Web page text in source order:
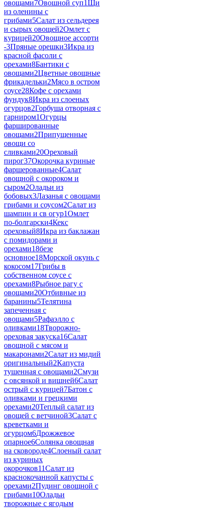
овощами7Овошной суп1Щи
из оленины с
грибами5Салат из сельдерея
и сырых овощей2Омлет с
курицей20Овощное ассорти
-3Пряные орешки3Икра из
красной фасоли с
орехами8Бантики с
овощами2Цветные овощные
фрикадельки2Мясо в остром
соусе28Кофе с орехами
фундук8Икра из слоеных
огурцов2Горбуша отворная с
гарниром1Огурцы
фаршированные
овощами2Припущенные
овощи со
сливками20Ореховый
пирог37Окорочка куриные
фаршерованные4Салат
овощной с окороком и
сыром2Оладьи из
бобовых3Лазанья с овощами
грибами и соусом2Салат из
шампин и св огур1Омлет
по-болгарски4Кекс
ореховый8Икра из баклажан
с помидорами и
орехами18безе
основное18Морской окунь с
кокосом17Грибы в
собственном соусе с
орехами8Рыбное рагу с
овощами20Отбивные из
баранины5Телятина
запеченная с
овощами5Рафаэлло с
оливками18Творожно-
ореховая закуска16Салат
овощной с мясом и
макаронами2Салат из мидий
оригинальный2Капуста
тушенная с овощами2Смузи
с овсянкой и вишней6Салат
острый с курицей7Батон с
оливками и грецкими
орехами20Теплый салат из
овощей с ветчиной3Салат с
креветками и
огурцом6Дрожжевое
опарное6Солянка овощная
на сковороде4Слоеный салат
из куриных
окорочков11Салат из
краснокочанной капусты с
орехами2Пудинг овощной с
грибами10Оладьи
творожные с ягодым